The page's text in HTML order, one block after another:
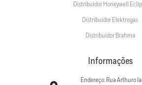
Distribuidor Honeywell
Distribuidor Elektrogas
Distribuidor Brahma
Informações
Endereço: Rua Arthuro